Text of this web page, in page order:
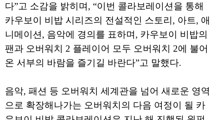
다”고 소감을 밝히며, “이번 콜라보레이션을 통해
카우보이 비밥 시리즈의 전설적인 스토리, 아트, 애
니메이션, 음악에 경의를 표하며, 카우보이 비밥의
팬과 오버워치 2 플레이어 모두 오버워치 2에 불어
온 서부의 바람을 즐기길 바란다”고 말했다.
음악, 패션 등 오버워치 세계관을 넘어 새로운 영역
으로 확장해나가는 오버워치의 다음 여정이 될 카